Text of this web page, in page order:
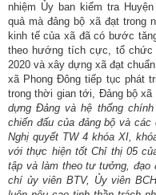
nhiệm Ủy ban kiểm tra
quả mà đảng bộ xã đạt trong
kinh tế của xã đã có bước
theo hướng tích cực, tổ chức
2020 và xây dựng xã đạt
xã Phong Đông tiếp tục phát
trong thời gian tới, Đảng bộ xã
dựng Đảng và hệ thống
chiến đấu của đảng bộ và
Nghị quyết TW 4 khóa XI,
với thực hiện tốt Chỉ thị 05
tập và làm theo tư tưởng, đạo
chí ủy viên BTV, Ủy viên